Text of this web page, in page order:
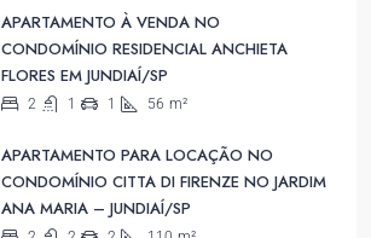
APARTAMENTO À VENDA NO
CONDOMÍNIO RESIDENCIAL ANCHIETA
FLORES EM JUNDIAÍ/SP
2 1 1 56 m²
APARTAMENTO PARA LOCAÇÃO NO
CONDOMÍNIO CITTA DI FIRENZE NO JARDIM
ANA MARIA – JUNDIAÍ/SP